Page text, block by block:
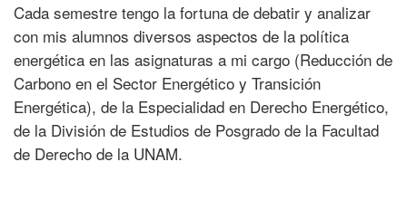
Cada semestre tengo la fortuna de debatir y analizar
con mis alumnos diversos aspectos de la política
energética en las asignaturas a mi cargo (Reducción de
Carbono en el Sector Energético y Transición
Energética), de la Especialidad en Derecho Energético,
de la División de Estudios de Posgrado de la Facultad
de Derecho de la UNAM.